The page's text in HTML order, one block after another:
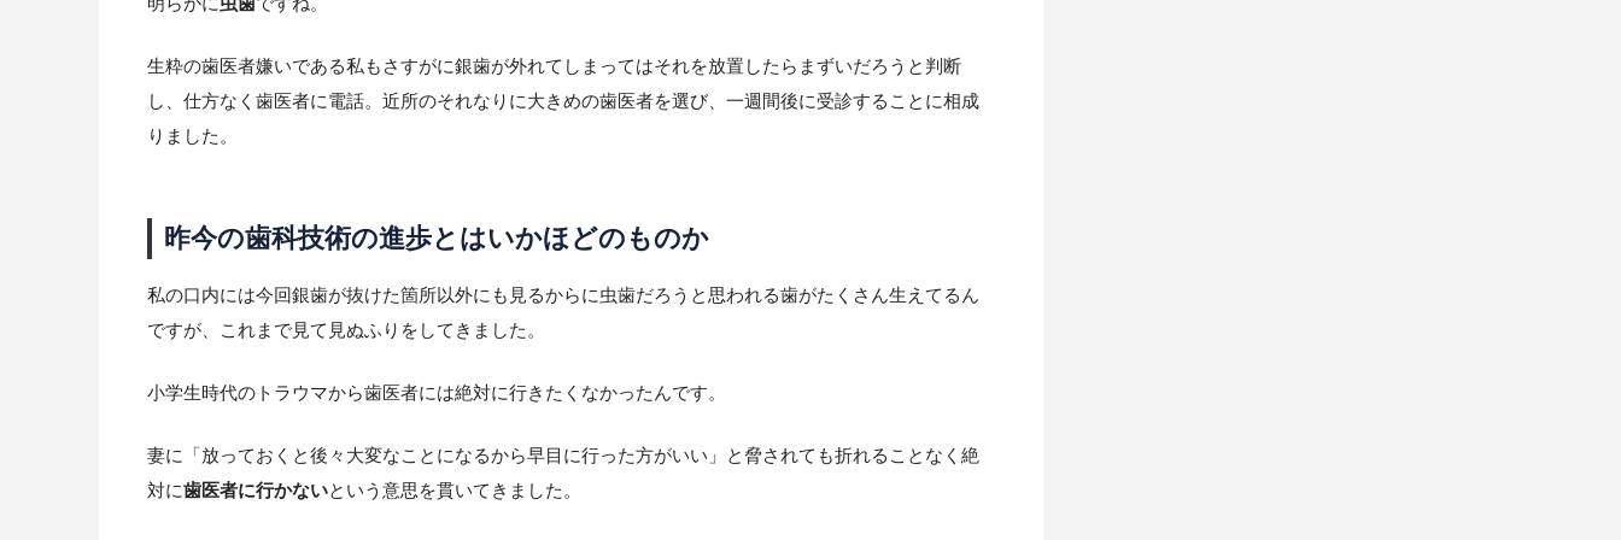
生粋の歯医者嫌いである私もさすがに銀歯が外れてしまってはそれを放置したらまずいだろうと判断
し、仕方なく歯医者に電話。近所のそれなりに大きめの歯医者を選び、一週間後に受診することに相成
りました。
昨今の歯科技術の進歩とはいかほどのものか
私の口内には今回銀歯が抜けた箇所以外にも見るからに虫歯だろうと思われる歯がたくさん生えてるん
ですが、これまで見て見ぬふりをしてきました。
小学生時代のトラウマから歯医者には絶対に行きたくなかったんです。
妻に「放っておくと後々大変なことになるから早目に行った方がいい」と脅されても折れることなく絶
対に歯医者に行かないという意思を貫いてきました。